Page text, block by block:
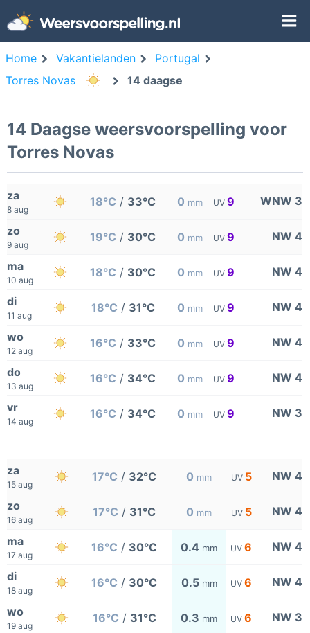
Home Vakantielanden
Portugal
Torres Novas
14 daagse
14 Daagse weersvoorspelling voor
Torres Novas
za
8 aug
18°C / 33°C 0 mm UV 9 WNW 3
zo
9 aug
19°C / 30°C 0 mm UV 9 NW 4
ma
10 aug
18°C / 30°C 0 mm UV 9 NW 4
di
11 aug
18°C / 31°C 0 mm UV 9 NW 4
wo
12 aug
16°C / 33°C 0 mm UV 9 NW 4
do
13 aug
16°C / 34°C 0 mm UV 9 NW 4
vr
14 aug
16°C / 34°C 0 mm UV 9 NW 3
za
15 aug
17°C / 32°C 0 mm UV 5 NW 4
zo
16 aug
17°C / 31°C 0 mm UV 5 NW 4
ma
17 aug
16°C / 30°C 0.4 mm UV 6 NW 4
di
18 aug
16°C / 30°C 0.5 mm UV 6 NW 4
wo
19 aug
16°C / 31°C 0.3 mm UV 6 NW 3